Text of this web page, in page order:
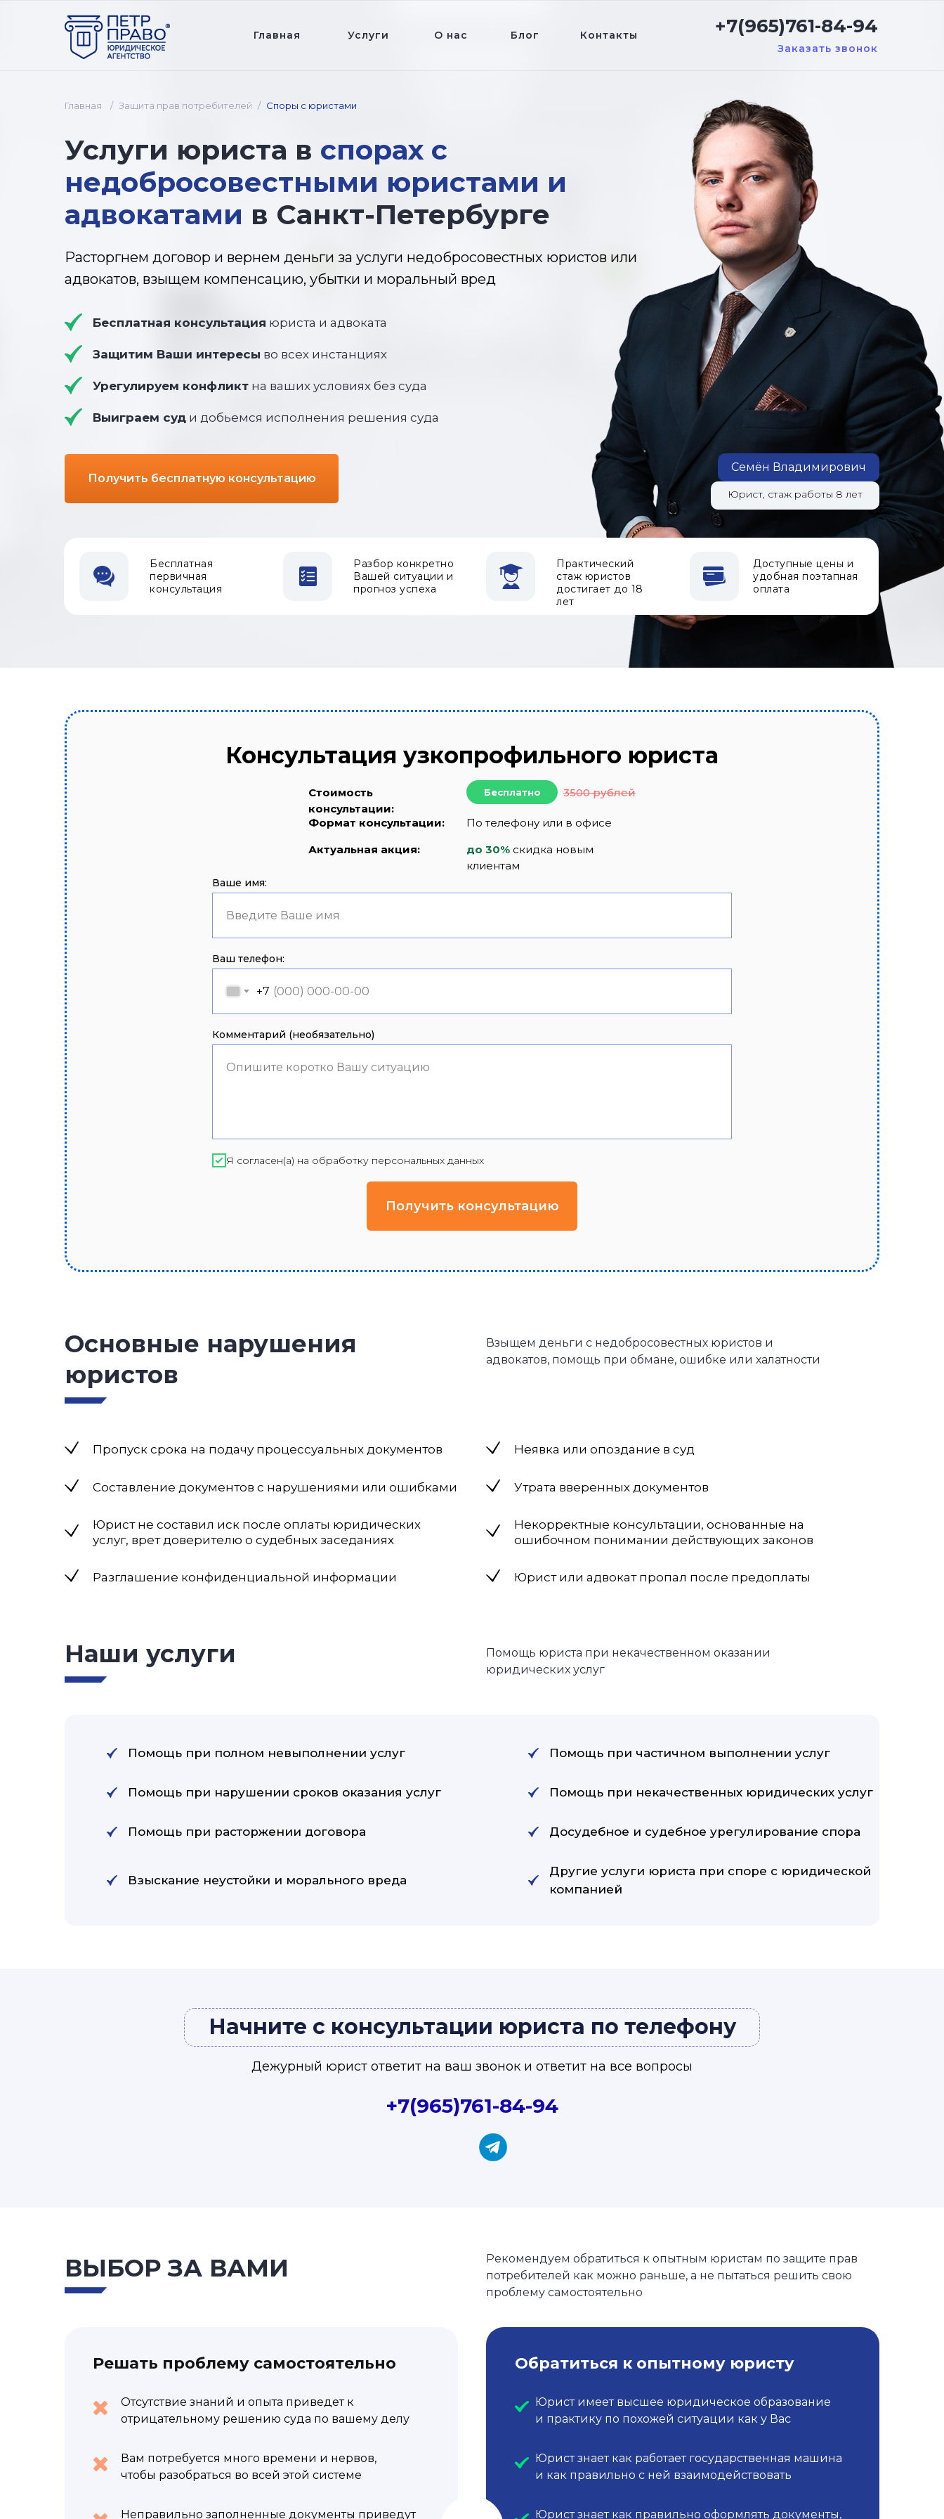
Услуги юриста в спорах с
недобросовестными юристами и
адвокатами в Санкт-Петербурге
Бесплатная консультация юриста и адвоката
Семён Владимирович
Юрист, стаж работы 8 лет
Защитим Ваши интересы во всех инстанциях
Урегулируем конфликт на ваших условиях без суда
Выиграем суд и добьемся исполнения решения суда
Бесплатная
первичная
консультация
Разбор конкретно
Вашей ситуации и
прогноз успеха
Практический
стаж юристов
достигает до 18
лет
Доступные цены и
удобная поэтапная
оплата
Получить бесплатную консультацию
Расторгнем договор и вернем деньги за услуги недобросовестных юристов или
адвокатов, взыщем компенсацию, убытки и моральный вред
Главная / Защита прав потребителей / Споры с юристами
Блог
Заказать звонок
+7(965)761-84-94
Контакты
О нас
Услуги
Главная
Консультация узкопрофильного юриста
Бесплатно 3500 рублей
Стоимость
консультации:
Ваше имя:
Введите Ваше имя
Ваш телефон:
+7
Комментарий (необязательно)
Опишите коротко Вашу ситуацию
Я согласен(а) на обработку персональных данных
Получить консультацию
Актуальная акция: до 30% скидка новым
клиентам
Формат консультации: По телефону или в офисе
Основные нарушения
юристов
Взыщем деньги с недобросовестных юристов и
адвокатов, помощь при обмане, ошибке или халатности
Пропуск срока на подачу процессуальных документов Неявка или опоздание в суд
Составление документов с нарушениями или ошибками Утрата вверенных документов
Юрист не составил иск после оплаты юридических
услуг, врет доверителю о судебных заседаниях
Некорректные консультации, основанные на
ошибочном понимании действующих законов
Разглашение конфиденциальной информации Юрист или адвокат пропал после предоплаты
Наши услуги
Помощь юриста при некачественном оказании
юридических услуг
Помощь при полном невыполнении услуг
Помощь при нарушении сроков оказания услуг
Помощь при расторжении договора
Взыскание неустойки и морального вреда
Помощь при частичном выполнении услуг
Помощь при некачественных юридических услуг
Досудебное и судебное урегулирование спора
Другие услуги юриста при споре с юридической
компанией
Начните с консультации юриста по телефону
Дежурный юрист ответит на ваш звонок и ответит на все вопросы
+7(965)761-84-94
ВЫБОР ЗА ВАМИ
Рекомендуем обратиться к опытным юристам по защите прав
потребителей как можно раньше, а не пытаться решить свою
проблему самостоятельно
Обратиться к опытному юристу
Решать проблему самостоятельно
Юрист имеет высшее юридическое образование
и практику по похожей ситуации как у Вас
Юрист знает как работает государственная машина
и как правильно с ней взаимодействовать
Юрист знает как правильно оформлять документы,
Отсутствие знаний и опыта приведет к
отрицательному решению суда по вашему делу
Вам потребуется много времени и нервов,
чтобы разобраться во всей этой системе
Неправильно заполненные документы приведут